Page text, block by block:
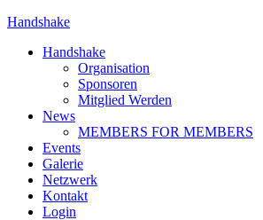
Handshake
Handshake
Organisation
Sponsoren
Mitglied Werden
News
MEMBERS FOR MEMBERS
Events
Galerie
Netzwerk
Kontakt
Login